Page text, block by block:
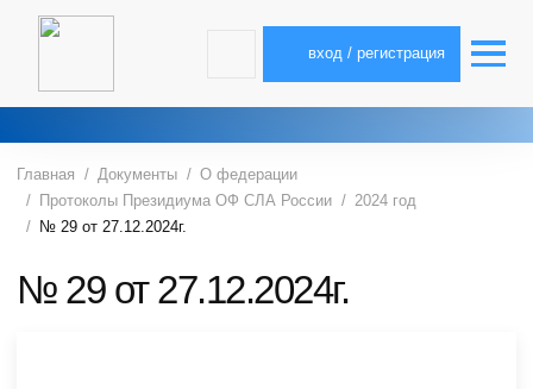
вход / регистрация
Главная Документы
О федерации
Протоколы Президиума ОФ СЛА России
2024 год
№ 29 от 27.12.2024г.
№ 29 от 27.12.2024г.